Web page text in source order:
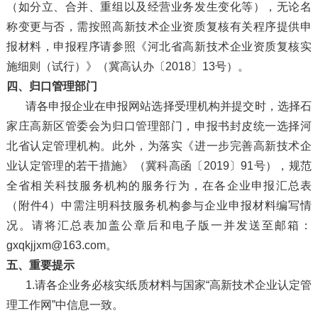
（如分立、合并、重组以及经营业务发生变化等），无论名
称变更与否，需按照高新技术企业资质复核有关程序提供申
报材料，申报程序请参照《河北省高新技术企业资质复核实
施细则（试行）》（冀高认办〔2018〕13号）。
四、归口管理部门
请各申报企业在申报网站选择受理机构并提交时，选择石
家庄高新区管委会为归口管理部门，申报书封皮统一选择河
北省认定管理机构。此外，为落实《进一步完善高新技术企
业认定管理的若干措施》（冀科高函〔2019〕91号），规范
全省相关科技服务机构的服务行为，在各企业申报汇总表
（附件4）中需注明科技服务机构参与企业申报材料编写情
况。请将汇总表加盖公章后和电子版一并发送至邮箱：
gxqkjjxm@163.com。
五、重要提示
1.请各企业务必核实纸质材料与国家“高新技术企业认定管
理工作网”中信息一致。